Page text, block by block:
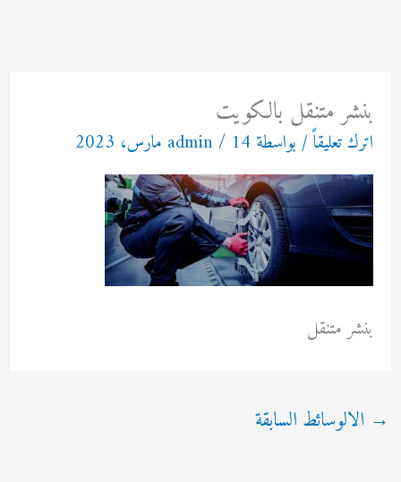
بنشر متنقل بالكويت
اترك تعليقاً/ بواسطة admin/ 14 مارس، 2023
بنشر متنقل
→ الالوسائط السابقة